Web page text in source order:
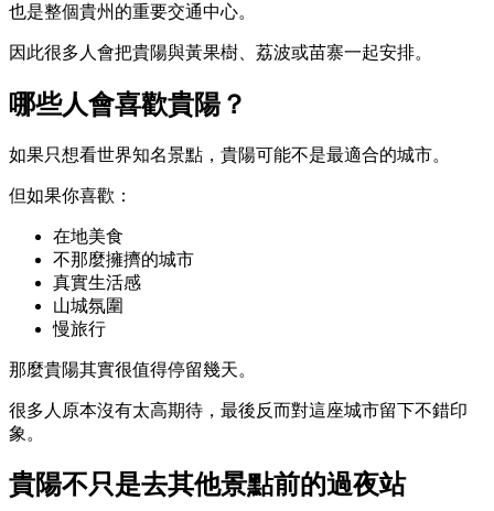
也是整個貴州的重要交通中心。
因此很多人會把貴陽與黃果樹、荔波或苗寨一起安排。
哪些人會喜歡貴陽？
如果只想看世界知名景點，貴陽可能不是最適合的城市。
但如果你喜歡：
在地美食
不那麼擁擠的城市
真實生活感
山城氛圍
慢旅行
那麼貴陽其實很值得停留幾天。
很多人原本沒有太高期待，最後反而對這座城市留下不錯印
象。
貴陽不只是去其他景點前的過夜站